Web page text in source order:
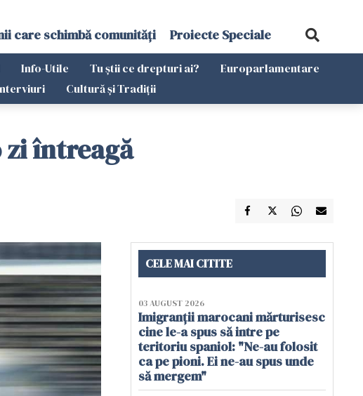
care schimbă comunități Proiecte Speciale
Info-Utile Tu știi ce drepturi ai?
Europarlamentare
Cultură și Tradiții
zi întreagă
CELE MAI CITITE
03 AUGUST 2026
Imigranții marocani mărturisesc
cine le-a spus să intre pe
teritoriu spaniol: "Ne-au folosit
ca pe pioni. Ei ne-au spus unde
să mergem"